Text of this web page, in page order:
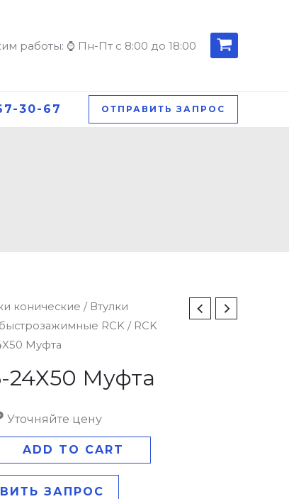
работы: ⌚ Пн-Пт с 8:00 до 18:00
30-67 ОТПРАВИТЬ ЗАПРОС
конические / Втулки
RCK/ RCK
Муфта
24X50 Муфта
Уточняйте цену
ADD TO CART
ЗАПРОС